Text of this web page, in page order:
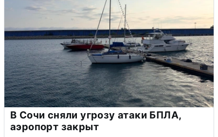
В Сочи сняли угрозу атаки БПЛА,
аэропорт закрыт